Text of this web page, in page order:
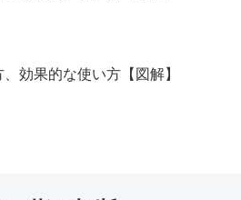
効果的な使い方【図解】